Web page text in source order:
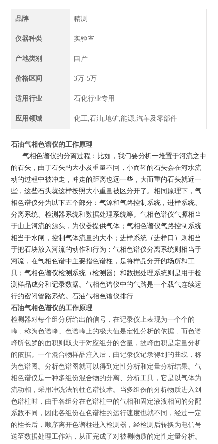
品牌 精测
仪器种类 实验室
产地类别 国产
价格区间 3万-5万
适用行业 石化行业专用
应用领域 化工,石油,地矿,能源,汽车及零部件
石油气相色谱仪的工作原理
气相色谱仪的分离过程：比如，我们要分析一堆置于河流之中
的石头，由于石头的大小及重量不同，小而轻的石头会在河水流
动的过程中被冲走，冲走的距离也远一些，大而重的石头就近一
些，这些石头就这样按照大小重量被区分开了。相同原理下，气
相色谱仪分为以下五个部分：气源和气路控制系统，进样系统、
分离系统、检测器系统和数据处理系统等。气相色谱仪气源相当
于山上河流的源头，为仪器提供气体；气相色谱仪气路控制系统
相当于水闸，控制气体流量的大小；进样系统（进样口）则相当
于把石块放入河流的动作和行为；气相色谱仪分离系统则相当于
河流，在气相色谱中主要指色谱柱，是将样品分开的场所和工
具；气相色谱仪检测系统（检测器）和数据处理系统则是用于检
测样品成分和记录数据。气相色谱仪中的气路是一个载气连续运
行的密闭管路系统。石油气相色谱仪排行
石油气相色谱仪的工作原理
检测器对每个组分所给出的信号，在记录仪上表现为一个个的
峰，称为色谱峰。色谱峰上的极大值是定性分析的依据，而色谱
峰所包罗的面积则取决于对应组分的含量，故峰面积是定量分析
的依据。一个混合物样品注入后，由记录仪记录得到的曲线，称
为色谱图。分析色谱图就可以得到定性分析和定量分析结果。气
相色谱仪是一种多组份混合物的分离、分析工具，它是以气体为
流动相，采用冲洗法的柱色谱技术。当多组份的分析物质进入到
色谱柱时，由于各组分在色谱柱中的气相和固定液液相间的分配
系数不同，因此各组份在色谱柱的运行速度也就不同，经过一定
的柱长后，顺序离开色谱柱进入检测器，经检测后转换为电信号
送至数据处理工作站，从而完成了对被测物质的定性定量分析。